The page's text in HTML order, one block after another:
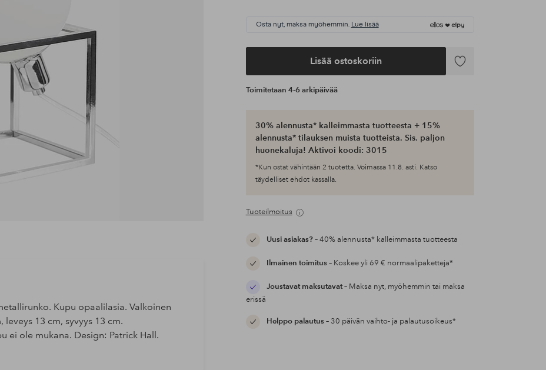
Osta nyt, maksa myöhemmin. Lue lisää
Lisää ostoskoriin
Lisää
Toimitetaan 4-6 arkipäivää
30% alennusta* kalleimmasta tuotteesta + 15%
alennusta* tilauksen muista tuotteista. Sis. paljon
huonekaluja! Aktivoi koodi: 3015
*Kun ostat vähintään 2 tuotetta. Voimassa 11.8. asti. Katso
täydelliset ehdot kassalla.
Tuoteilmoitus
Uusi asiakas?– 40% alennusta* kalleimmasta tuotteesta
Ilmainen toimitus– Koskee yli 69 € normaalipaketteja*
Joustavat maksutavat– Maksa nyt, myöhemmin tai maksa
erissä
Helppo palautus– 30 päivän vaihto- ja palautusoikeus*
Kupu opaalilasia. Valkoinen
13 cm, syvyys 13 cm.
ei ole mukana. Design: Patrick Hall.